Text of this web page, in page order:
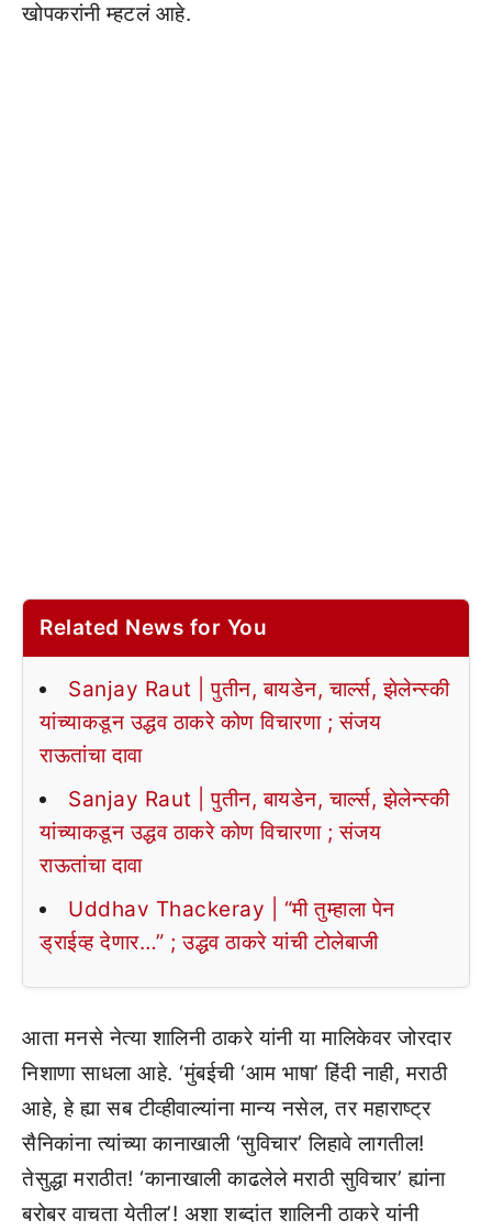
खोपकरांनी म्हटलं आहे.
Related News for You
Sanjay Raut | पुतीन, बायडेन, चार्ल्स, झेलेन्स्की
यांच्याकडून उद्धव ठाकरे कोण विचारणा ; संजय
राऊतांचा दावा
Sanjay Raut | पुतीन, बायडेन, चार्ल्स, झेलेन्स्की
यांच्याकडून उद्धव ठाकरे कोण विचारणा ; संजय
राऊतांचा दावा
Uddhav Thackeray | “मी तुम्हाला पेन
ड्राईव्ह देणार…” ; उद्धव ठाकरे यांची टोलेबाजी
आता मनसे नेत्या शालिनी ठाकरे यांनी या मालिकेवर जोरदार
निशाणा साधला आहे. ‘मुंबईची ‘आम भाषा’ हिंदी नाही, मराठी
आहे, हे ह्या सब टीव्हीवाल्यांना मान्य नसेल, तर महाराष्ट्र
सैनिकांना त्यांच्या कानाखाली ‘सुविचार’ लिहावे लागतील!
तेसुद्धा मराठीत! ‘कानाखाली काढलेले मराठी सुविचार’ ह्यांना
बरोबर वाचता येतील’! अशा शब्दांत शालिनी ठाकरे यांनी